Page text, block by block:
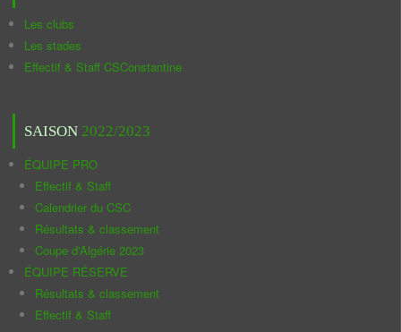
Les clubs
Les stades
Effectif & Staff CSConstantine
SAISON 2022/2023
ÉQUIPE PRO
Effectif & Staff
Calendrier du CSC
Résultats & classement
Coupe d'Algérie 2023
ÉQUIPE RÉSERVE
Résultats & classement
Effectif & Staff